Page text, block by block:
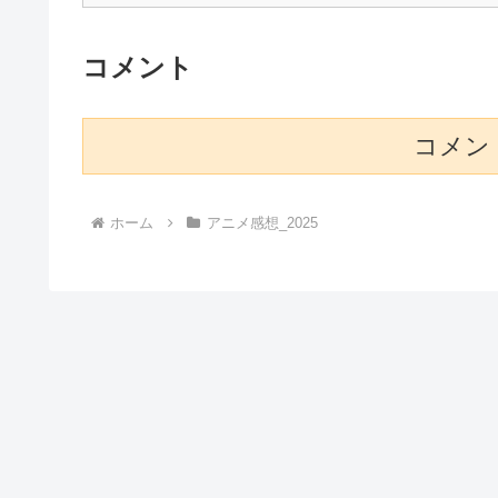
コメント
コメン
ホーム アニメ感想_2025